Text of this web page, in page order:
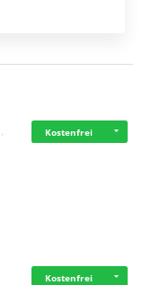
Kostenfrei
Kostenfrei